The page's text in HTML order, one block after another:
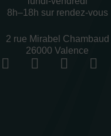
8h–18h sur rendez-vous
2 rue Mirabel Chambaud
26000 Valence